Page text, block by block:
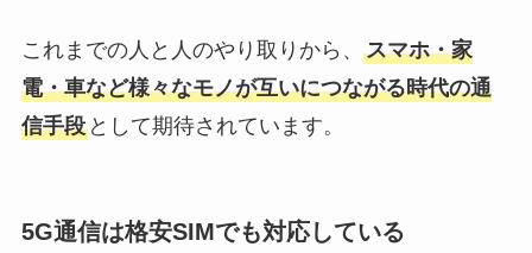
これまでの人と人のやり取りから、 スマホ・家
電・車など様々なモノが互いにつながる時代の通
信手段として期待されています。
5G通信は格安SIMでも対応している